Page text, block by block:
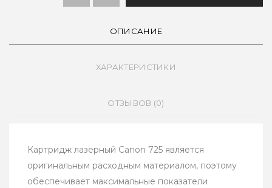
ОПИСАНИЕ
ХАРАКТЕРИСТИКИ
ОТЗЫВОВ (0)
Картридж лазерный Canon 725 является
оригинальным расходным материалом, поэтому
обеспечивает максимальные показатели